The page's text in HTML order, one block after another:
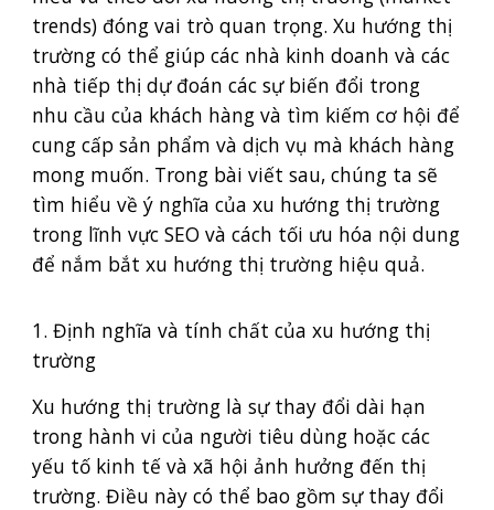
trends) đóng vai trò quan trọng. Xu hướng thị
trường có thể giúp các nhà kinh doanh và các
nhà tiếp thị dự đoán các sự biến đổi trong
nhu cầu của khách hàng và tìm kiếm cơ hội để
cung cấp sản phẩm và dịch vụ mà khách hàng
mong muốn. Trong bài viết sau, chúng ta sẽ
tìm hiểu về ý nghĩa của xu hướng thị trường
trong lĩnh vực SEO và cách tối ưu hóa nội dung
để nắm bắt xu hướng thị trường hiệu quả.
1. Định nghĩa và tính chất của xu hướng thị
trường
Xu hướng thị trường là sự thay đổi dài hạn
trong hành vi của người tiêu dùng hoặc các
yếu tố kinh tế và xã hội ảnh hưởng đến thị
trường. Điều này có thể bao gồm sự thay đổi